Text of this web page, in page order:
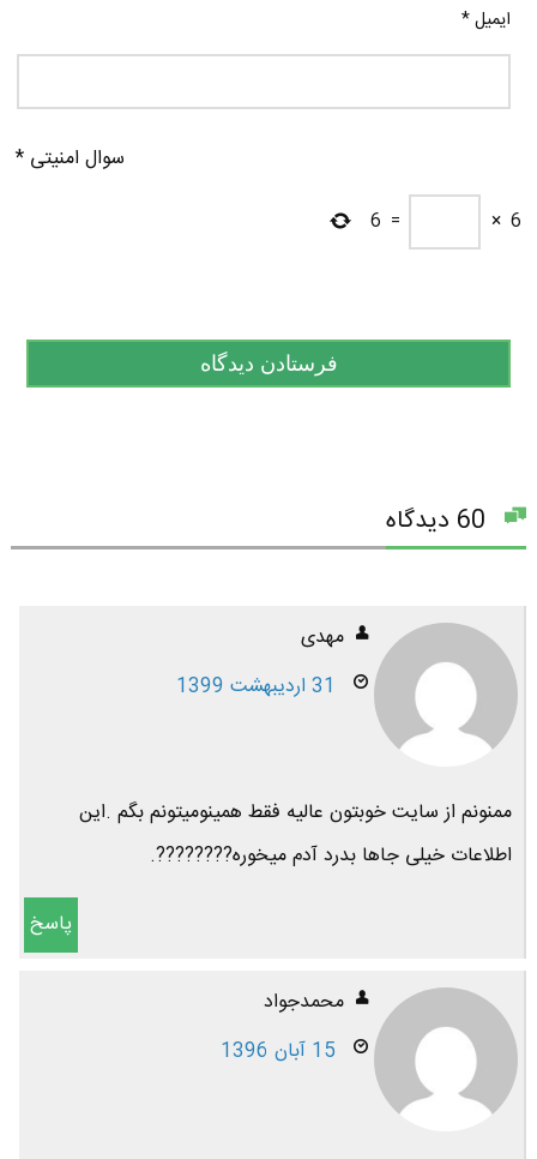
ایمیل*
سوال امنیتی *
6
×
=
6
مهدی
31 اردیبهشت 1399
ممنونم از سایت خوبتون عالیه فقط همینومیتونم بگم .این
اطلاعات خیلی جاها بدرد آدم میخوره????????.
پاسخ
محمدجواد
15 آبان 1396